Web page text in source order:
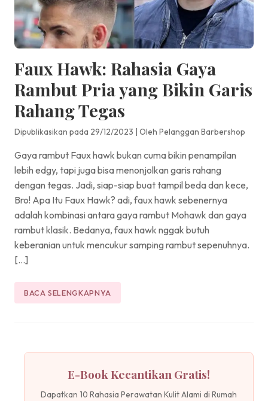
Faux Hawk: Rahasia Gaya
Rambut Pria yang Bikin Garis
Rahang Tegas
Dipublikasikan pada 29/12/2023 | Oleh Pelanggan Barbershop
Gaya rambut Faux hawk bukan cuma bikin penampilan
lebih edgy, tapi juga bisa menonjolkan garis rahang
dengan tegas. Jadi, siap-siap buat tampil beda dan kece,
Bro! Apa Itu Faux Hawk? adi, faux hawk sebenernya
adalah kombinasi antara gaya rambut Mohawk dan gaya
rambut klasik. Bedanya, faux hawk nggak butuh
keberanian untuk mencukur samping rambut sepenuhnya.
[…]
BACA SELENGKAPNYA
E-Book Kecantikan Gratis!
Dapatkan 10 Rahasia Perawatan Kulit Alami di Rumah